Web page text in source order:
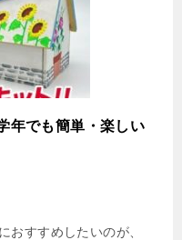
年でも簡単・楽しい
おすすめしたいのが、